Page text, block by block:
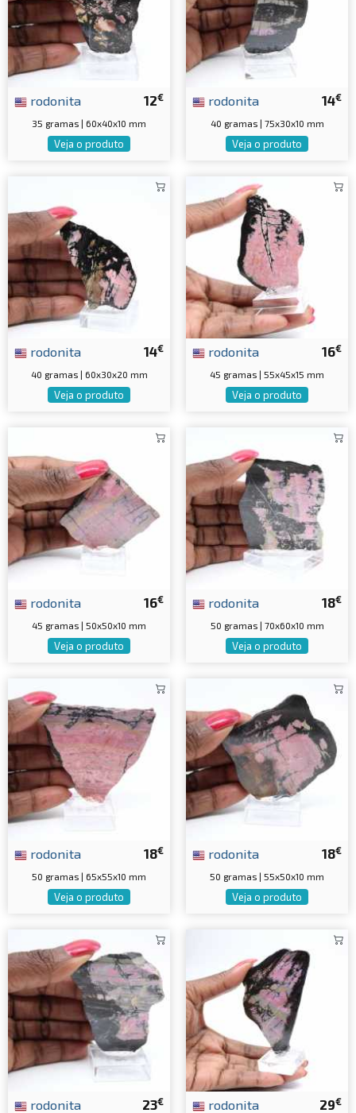
12€
rodonita
35 gramas | 60x40x10 mm
Veja o produto
14€
rodonita
40 gramas | 75x30x10 mm
Veja o produto
14€
rodonita
40 gramas | 60x30x20 mm
Veja o produto
16€
rodonita
45 gramas | 55x45x15 mm
Veja o produto
16€
rodonita
45 gramas | 50x50x10 mm
Veja o produto
18€
rodonita
50 gramas | 70x60x10 mm
Veja o produto
18€
rodonita
50 gramas | 65x55x10 mm
Veja o produto
18€
rodonita
50 gramas | 55x50x10 mm
Veja o produto
23€
rodonita 29€
rodonita